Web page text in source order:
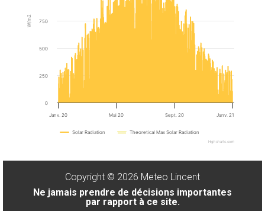
W/m2
Solar Radiation Theoretical Max Solar Radiation
Janv. 20 Mai 20 Sept. 20 Janv. 21
0
250
500
750
Highcharts.com
Copyright © 2026 Meteo Lincent
Ne jamais prendre de décisions importantes
par rapport à ce site.